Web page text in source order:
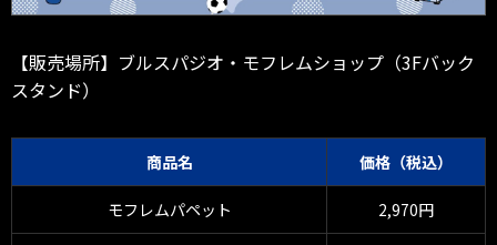
【販売場所】ブルスパジオ・モフレムショップ（3Fバック
スタンド）
商品名 価格（税込）
モフレムパペット 2,970円